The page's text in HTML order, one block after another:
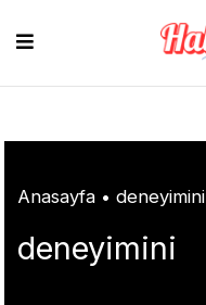
Anasayfa • deneyimini
deneyimini